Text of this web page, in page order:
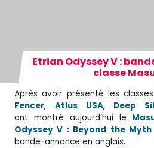
Etrian Odyssey V :
classe
Après avoir présenté les classes
Fencer, Atlus USA, Deep
ont montré aujourd’hui le
Odyssey V : Beyond the Myth
bande-annonce en anglais.